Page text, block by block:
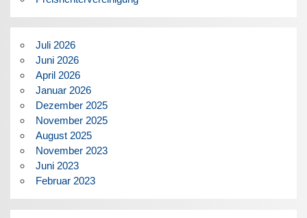
Juli 2026
Juni 2026
April 2026
Januar 2026
Dezember 2025
November 2025
August 2025
November 2023
Juni 2023
Februar 2023